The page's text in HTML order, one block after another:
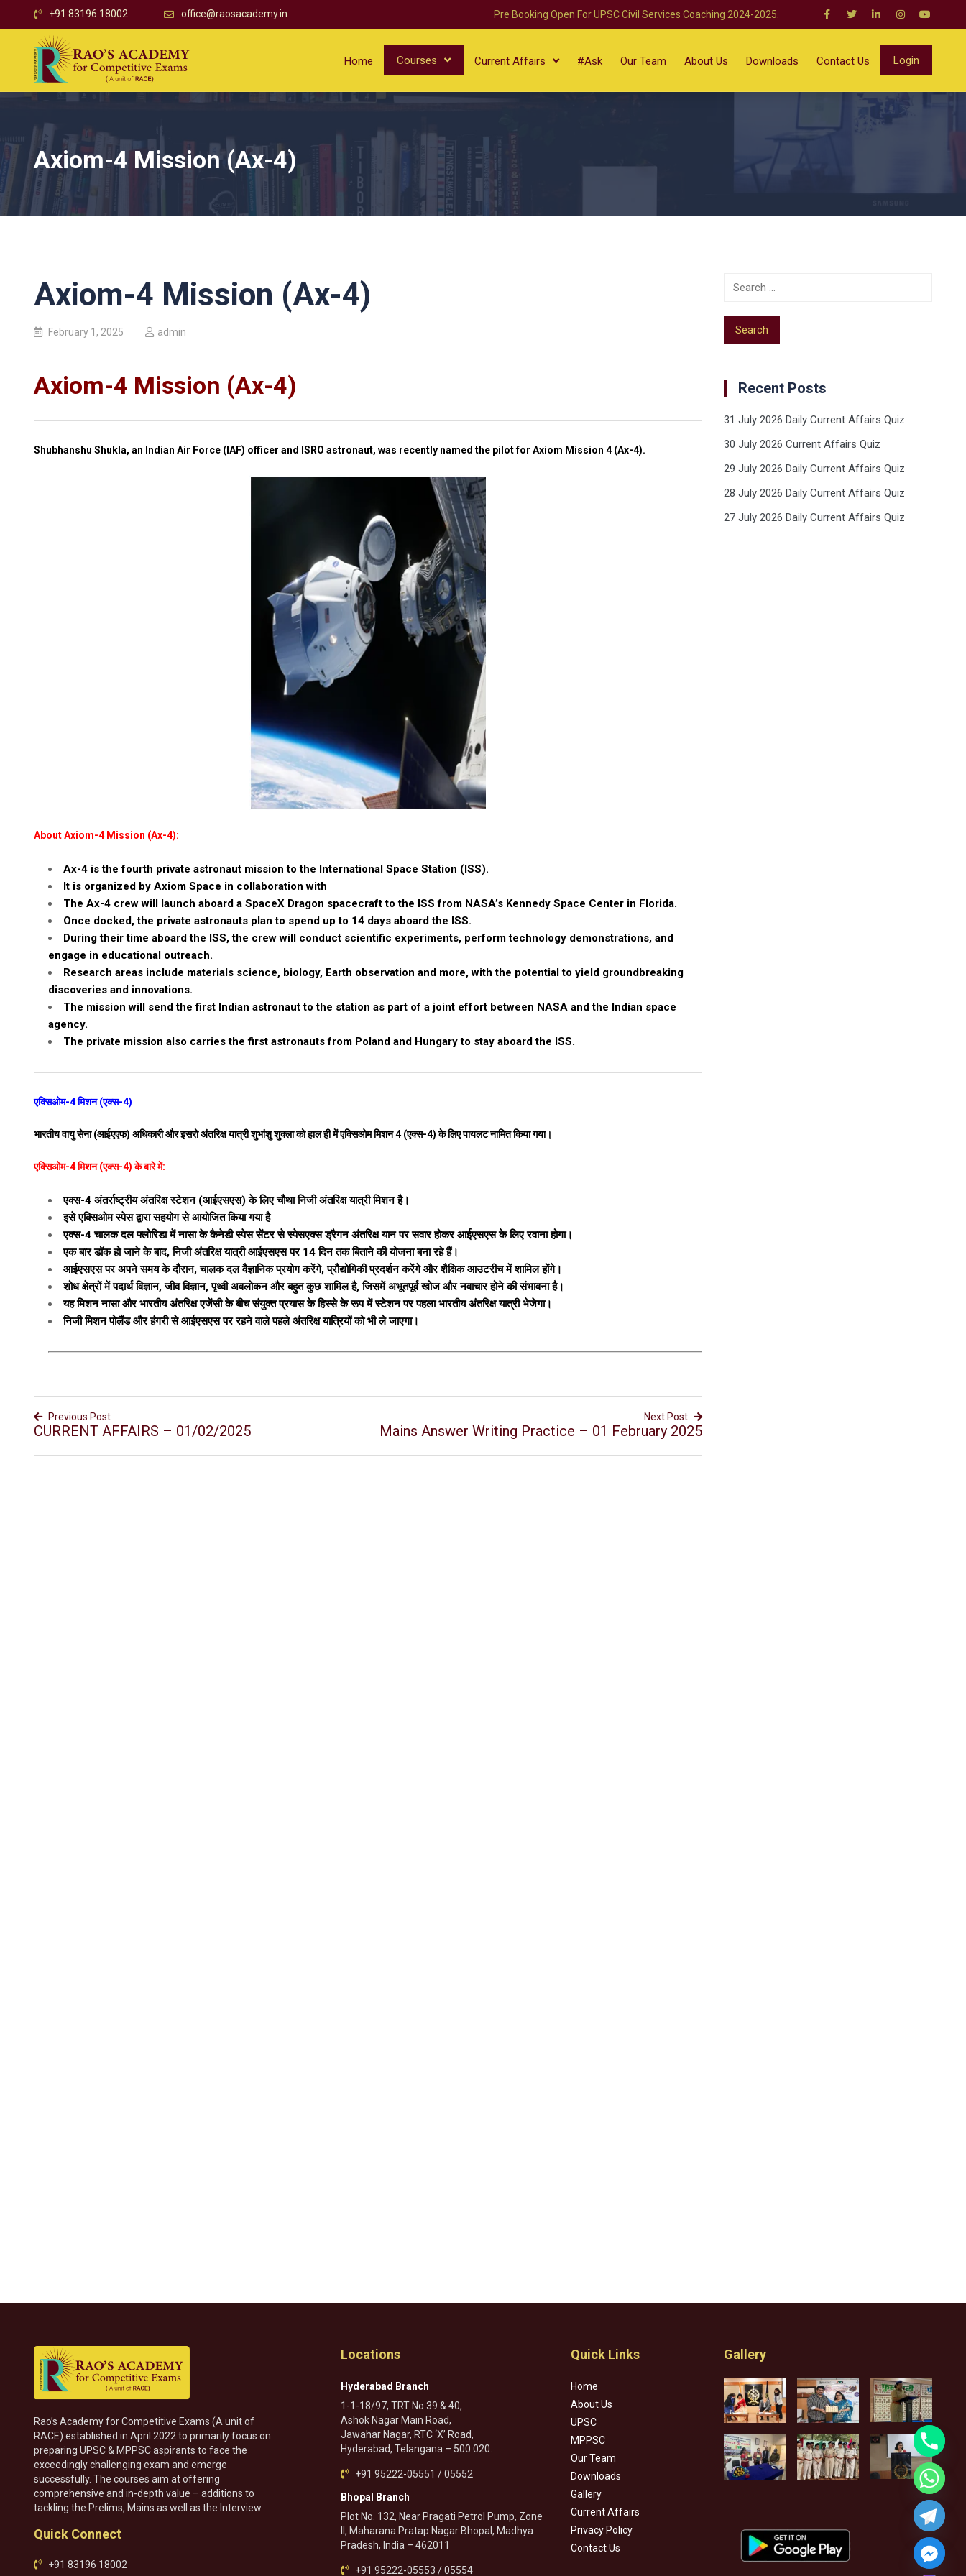
+91 83196 18002 office@raosacademy.in Pre Booking Open For UPSC Civil Services Coaching 2024-2025.
Home Courses Current Affairs #Ask Our Team About Us Downloads Contact Us Login
Axiom-4 Mission (Ax-4)
Axiom-4 Mission (Ax-4)
February 1, 2025 admin
Axiom-4 Mission (Ax-4)
Shubhanshu Shukla, an Indian Air Force (IAF) officer and ISRO astronaut, was recently named the pilot for Axiom Mission 4 (Ax-4).
About Axiom-4 Mission (Ax-4):
Ax-4 is the fourth private astronaut mission to the International Space Station (ISS).
It is organized by Axiom Space in collaboration with
The Ax-4 crew will launch aboard a SpaceX Dragon spacecraft to the ISS from NASA’s Kennedy Space Center in Florida.
Once docked, the private astronauts plan to spend up to 14 days aboard the ISS.
During their time aboard the ISS, the crew will conduct scientific experiments, perform technology demonstrations, and
engage in educational outreach.
Research areas include materials science, biology, Earth observation and more, with the potential to yield groundbreaking
discoveries and innovations.
The mission will send the first Indian astronaut to the station as part of a joint effort between NASA and the Indian space
agency.
The private mission also carries the first astronauts from Poland and Hungary to stay aboard the ISS.
एक्सिओम-4 मिशन (एक्स-4)
भारतीय वायु सेना (आईएएफ) अधिकारी और इसरो अंतरिक्ष यात्री शुभांशु शुक्ला को हाल ही में एक्सिओम मिशन 4 (एक्स-4) के लिए पायलट नामित किया गया।
एक्सिओम-4 मिशन (एक्स-4) के बारे में:
एक्स-4 अंतर्राष्ट्रीय अंतरिक्ष स्टेशन (आईएसएस) के लिए चौथा निजी अंतरिक्ष यात्री मिशन है।
इसे एक्सिओम स्पेस द्वारा सहयोग से आयोजित किया गया है
एक्स-4 चालक दल फ्लोरिडा में नासा के कैनेडी स्पेस सेंटर से स्पेसएक्स ड्रैगन अंतरिक्ष यान पर सवार होकर आईएसएस के लिए रवाना होगा।
एक बार डॉक हो जाने के बाद, निजी अंतरिक्ष यात्री आईएसएस पर 14 दिन तक बिताने की योजना बना रहे हैं।
आईएसएस पर अपने समय के दौरान, चालक दल वैज्ञानिक प्रयोग करेंगे, प्रौद्योगिकी प्रदर्शन करेंगे और शैक्षिक आउटरीच में शामिल होंगे।
शोध क्षेत्रों में पदार्थ विज्ञान, जीव विज्ञान, पृथ्वी अवलोकन और बहुत कुछ शामिल है, जिसमें अभूतपूर्व खोज और नवाचार होने की संभावना है।
यह मिशन नासा और भारतीय अंतरिक्ष एजेंसी के बीच संयुक्त प्रयास के हिस्से के रूप में स्टेशन पर पहला भारतीय अंतरिक्ष यात्री भेजेगा।
निजी मिशन पोलैंड और हंगरी से आईएसएस पर रहने वाले पहले अंतरिक्ष यात्रियों को भी ले जाएगा।
Previous Post
CURRENT AFFAIRS – 01/02/2025
Next Post
Mains Answer Writing Practice – 01 February 2025
Recent Posts
31 July 2026 Daily Current Affairs Quiz
30 July 2026 Current Affairs Quiz
29 July 2026 Daily Current Affairs Quiz
28 July 2026 Daily Current Affairs Quiz
27 July 2026 Daily Current Affairs Quiz
Rao’s Academy for Competitive Exams (A unit of
RACE) established in April 2022 to primarily focus on
preparing UPSC & MPPSC aspirants to face the
exceedingly challenging exam and emerge
successfully. The courses aim at offering
comprehensive and in-depth value – additions to
tackling the Prelims, Mains as well as the Interview.
Quick Connect
+91 83196 18002
Locations
Hyderabad Branch
1-1-18/97, TRT No 39 & 40,
Ashok Nagar Main Road,
Jawahar Nagar, RTC ‘X’ Road,
Hyderabad, Telangana – 500 020.
+91 95222-05551 / 05552
Bhopal Branch
Plot No. 132, Near Pragati Petrol Pump, Zone
II, Maharana Pratap Nagar Bhopal, Madhya
Pradesh, India – 462011
+91 95222-05553 / 05554
Quick Links
Home
About Us
UPSC
MPPSC
Our Team
Downloads
Gallery
Current Affairs
Privacy Policy
Contact Us
Gallery